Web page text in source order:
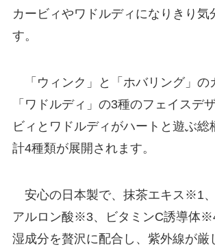
カービィやワドルディになりきり気
す。
「ウィンク」と「ホバリング」の
「ワドルディ」の3種のフェイスデ
ビィとワドルディがハートと遊ぶ総
計4種類が展開されます。
安心の日本製で、抹茶エキス※1
アルロン酸※3、ビタミンC誘導体
湿成分を贅沢に配合し、紫外線が厳